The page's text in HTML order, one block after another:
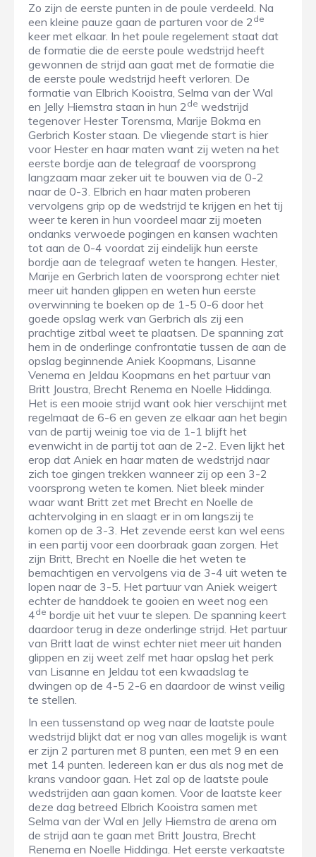
Zo zijn de eerste punten in de poule verdeeld. Na
een kleine pauze gaan de parturen voor de 2 de
keer met elkaar. In het poule regelement staat dat
de formatie die de eerste poule wedstrijd heeft
gewonnen de strijd aan gaat met de formatie die
de eerste poule wedstrijd heeft verloren. De
formatie van Elbrich Kooistra, Selma van der Wal
en Jelly Hiemstra staan in hun 2 de wedstrijd
tegenover Hester Torensma, Marije Bokma en
Gerbrich Koster staan. De vliegende start is hier
voor Hester en haar maten want zij weten na het
eerste bordje aan de telegraaf de voorsprong
langzaam maar zeker uit te bouwen via de 0-2
naar de 0-3. Elbrich en haar maten proberen
vervolgens grip op de wedstrijd te krijgen en het tij
weer te keren in hun voordeel maar zij moeten
ondanks verwoede pogingen en kansen wachten
tot aan de 0-4 voordat zij eindelijk hun eerste
bordje aan de telegraaf weten te hangen. Hester,
Marije en Gerbrich laten de voorsprong echter niet
meer uit handen glippen en weten hun eerste
overwinning te boeken op de 1-5 0-6 door het
goede opslag werk van Gerbrich als zij een
prachtige zitbal weet te plaatsen. De spanning zat
hem in de onderlinge confrontatie tussen de aan de
opslag beginnende Aniek Koopmans, Lisanne
Venema en Jeldau Koopmans en het partuur van
Britt Joustra, Brecht Renema en Noelle Hiddinga.
Het is een mooie strijd want ook hier verschijnt met
regelmaat de 6-6 en geven ze elkaar aan het begin
van de partij weinig toe via de 1-1 blijft het
evenwicht in de partij tot aan de 2-2. Even lijkt het
erop dat Aniek en haar maten de wedstrijd naar
zich toe gingen trekken wanneer zij op een 3-2
voorsprong weten te komen. Niet bleek minder
waar want Britt zet met Brecht en Noelle de
achtervolging in en slaagt er in om langszij te
komen op de 3-3. Het zevende eerst kan wel eens
in een partij voor een doorbraak gaan zorgen. Het
zijn Britt, Brecht en Noelle die het weten te
bemachtigen en vervolgens via de 3-4 uit weten te
lopen naar de 3-5. Het partuur van Aniek weigert
echter de handdoek te gooien en weet nog een
4de bordje uit het vuur te slepen. De spanning keert
daardoor terug in deze onderlinge strijd. Het partuur
van Britt laat de winst echter niet meer uit handen
glippen en zij weet zelf met haar opslag het perk
van Lisanne en Jeldau tot een kwaadslag te
dwingen op de 4-5 2-6 en daardoor de winst veilig
te stellen.
In een tussenstand op weg naar de laatste poule
wedstrijd blijkt dat er nog van alles mogelijk is want
er zijn 2 parturen met 8 punten, een met 9 en een
met 14 punten. Iedereen kan er dus als nog met de
krans vandoor gaan. Het zal op de laatste poule
wedstrijden aan gaan komen. Voor de laatste keer
deze dag betreed Elbrich Kooistra samen met
Selma van der Wal en Jelly Hiemstra de arena om
de strijd aan te gaan met Britt Joustra, Brecht
Renema en Noelle Hiddinga. Het eerste verkaatste